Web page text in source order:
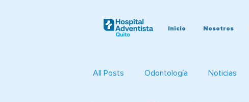
Inicio Nosotros
All Posts Odontología Noticias